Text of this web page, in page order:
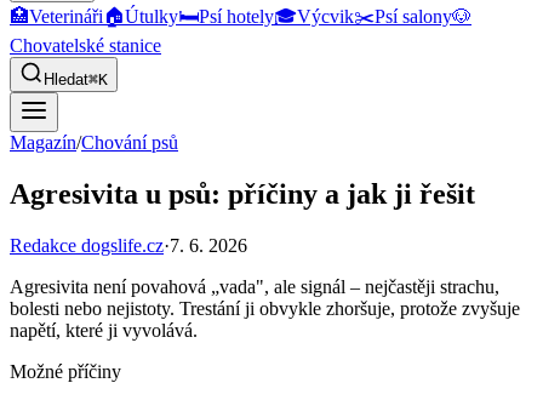
🏥Veterináři🏠Útulky🛏️Psí hotely🎓Výcvik✂️Psí salony🐶
Chovatelské stanice
Hledat⌘K
Magazín/Chování psů
Agresivita u psů: příčiny a jak ji řešit
Redakce dogslife.cz·7. 6. 2026
Agresivita není povahová „vada", ale signál – nejčastěji strachu,
bolesti nebo nejistoty. Trestání ji obvykle zhoršuje, protože zvyšuje
napětí, které ji vyvolává.
Možné příčiny